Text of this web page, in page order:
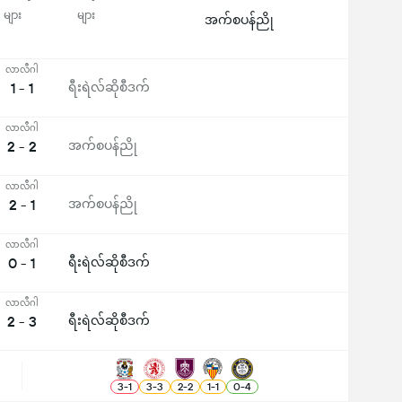
များ များ အက်စပန်ညို
လာလီဂါ
1 - 1 ရီးရဲလ်ဆိုစီဒက်
လာလီဂါ
2 - 2 အက်စပန်ညို
လာလီဂါ
2 - 1 အက်စပန်ညို
လာလီဂါ
0 - 1 ရီးရဲလ်ဆိုစီဒက်
လာလီဂါ
2 - 3 ရီးရဲလ်ဆိုစီဒက်
3-1 3-3 2-2 1-1 0-4